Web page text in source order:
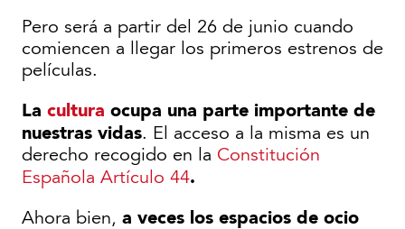
Pero será a partir del 26 de junio cuando
comiencen a llegar los primeros estrenos de
películas.
La cultura ocupa una parte importante de
nuestras vidas. El acceso a la misma es un
derecho recogido en la Constitución
Española Artículo 44.
Ahora bien, a veces los espacios de ocio